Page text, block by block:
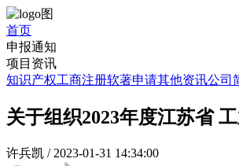
首页
申报通知
项目资讯
知识产权工商注册软著申请其他资讯公司
关于组织2023年度江苏省
许兵凯 / 2023-01-31 14:34:00